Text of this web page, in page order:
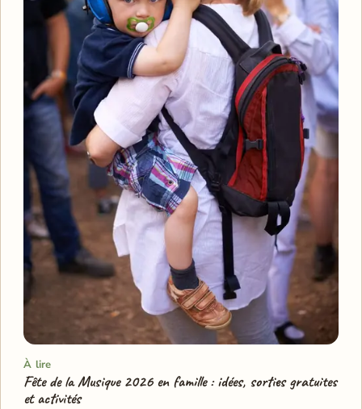
À lire
Fête de la Musique 2026 en famille : idées, sorties gratuites
et activités